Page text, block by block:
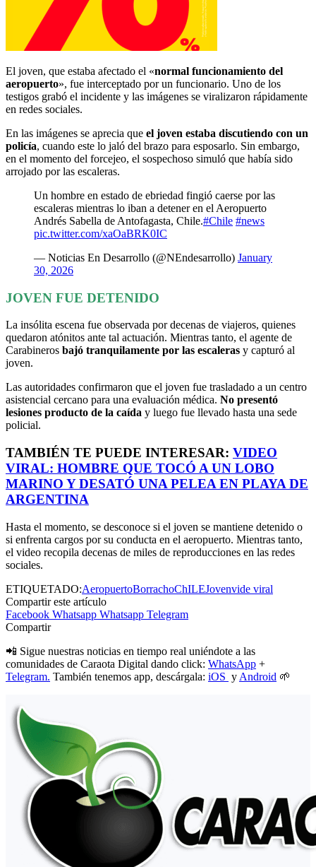
El joven, que estaba afectado el «normal funcionamiento del
aeropuerto», fue interceptado por un funcionario. Uno de los
testigos grabó el incidente y las imágenes se viralizaron rápidamente
en redes sociales.
En las imágenes se aprecia que el joven estaba discutiendo con un
policía, cuando este lo jaló del brazo para esposarlo. Sin embargo,
en el momento del forcejeo, el sospechoso simuló que había sido
arrojado por las escaleras.
Un hombre en estado de ebriedad fingió caerse por las
escaleras mientras lo iban a detener en el Aeropuerto
Andrés Sabella de Antofagasta, Chile.#Chile #news
pic.twitter.com/xaOaBRK0IC
— Noticias En Desarrollo (@NEndesarrollo) January
30, 2026
JOVEN FUE DETENIDO
La insólita escena fue observada por decenas de viajeros, quienes
quedaron atónitos ante tal actuación. Mientras tanto, el agente de
Carabineros bajó tranquilamente por las escaleras y capturó al
joven.
Las autoridades confirmaron que el joven fue trasladado a un centro
asistencial cercano para una evaluación médica. No presentó
lesiones producto de la caída y luego fue llevado hasta una sede
policial.
TAMBIÉN TE PUEDE INTERESAR: VIDEO
VIRAL: HOMBRE QUE TOCÓ A UN LOBO
MARINO Y DESATÓ UNA PELEA EN PLAYA DE
ARGENTINA
Hasta el momento, se desconoce si el joven se mantiene detenido o
si enfrenta cargos por su conducta en el aeropuerto. Mientras tanto,
el video recopila decenas de miles de reproducciones en las redes
sociales.
ETIQUETADO:AeropuertoBorrachoChILEJovenvide viral
Compartir este artículo
Facebook Whatsapp Whatsapp Telegram
Compartir
📲 Sigue nuestras noticias en tiempo real uniéndote a las
comunidades de Caraota Digital dando click: WhatsApp +
Telegram. También tenemos app, descárgala: iOS y Android 🌱